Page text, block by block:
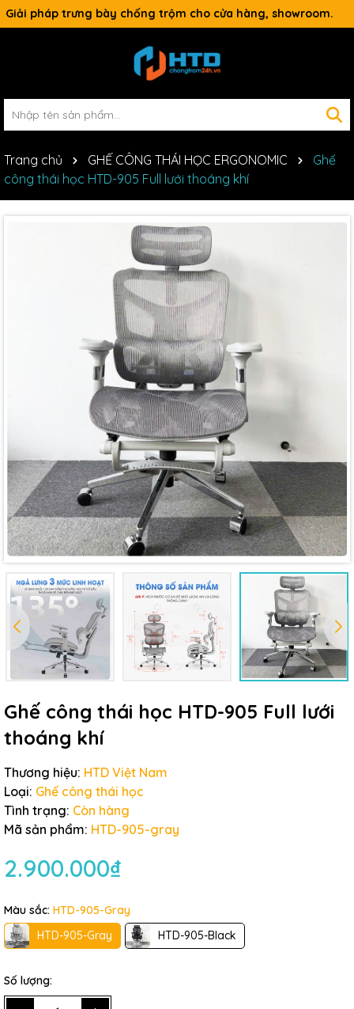
Giải pháp trưng bày chống trộm cho cửa hàng, showroom.
Trang chủ GHẾ CÔNG THÁI HỌC ERGONOMIC
Ghế
công thái học HTD-905 Full lưới thoáng khí
Ghế công thái học HTD-905 Full lưới
thoáng khí
Thương hiệu: HTD Việt Nam
Loại: Ghế công thái học
Tình trạng: Còn hàng
Mã sản phẩm: HTD-905-gray
2.900.000₫
Màu sắc: HTD-905-Gray
HTD-905-Gray
HTD-905-Black
Số lượng:
Mã giảm giá:
Ngày hết hạn:
Điều kiện: